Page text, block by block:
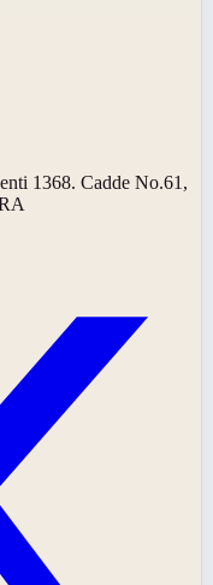
1368. Cadde No.61,